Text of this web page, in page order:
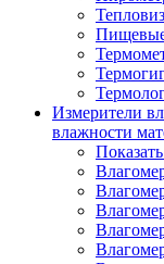
Измерители
влажности